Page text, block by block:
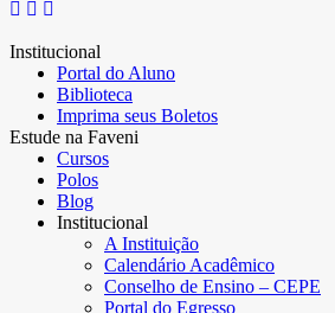
Institucional
Portal do Aluno
Biblioteca
Imprima seus Boletos
Estude na Faveni
Cursos
Polos
Blog
Institucional
A Instituição
Calendário Acadêmico
Conselho de Ensino – CEPE
Portal do Egresso